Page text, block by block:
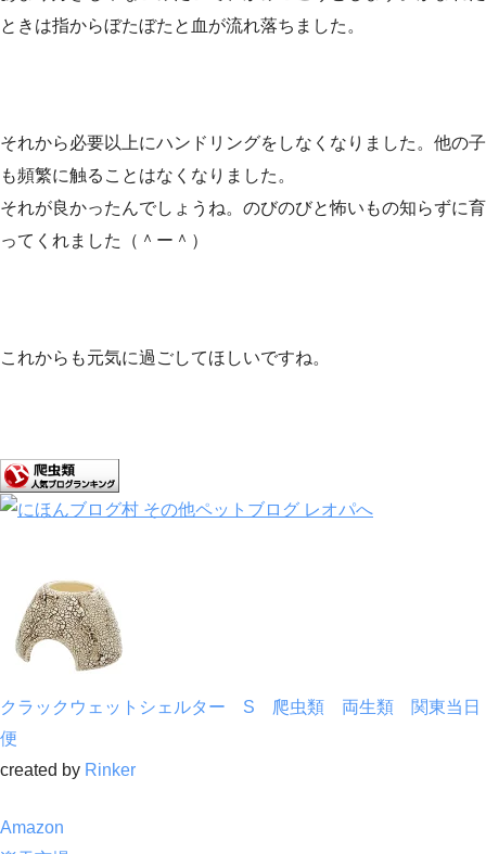
ときは指からぼたぼたと血が流れ落ちました。
それから必要以上にハンドリングをしなくなりました。他の子
も頻繁に触ることはなくなりました。
それが良かったんでしょうね。のびのびと怖いもの知らずに育
ってくれました（＾ー＾）
これからも元気に過ごしてほしいですね。
クラックウェットシェルター S 爬虫類 両生類 関東当日
便
created by Rinker
Amazon